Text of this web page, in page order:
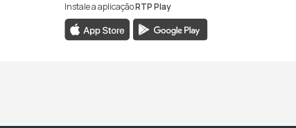
Instale a aplicaçãoRTP Play